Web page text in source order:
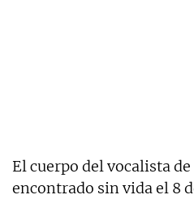
El cuerpo del vocalista
encontrado sin vida el 8